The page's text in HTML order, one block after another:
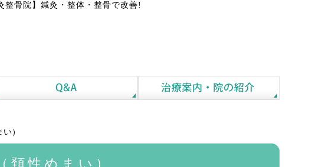
整骨院】鍼灸・整体・整骨で改善!
）
頚性めまい）